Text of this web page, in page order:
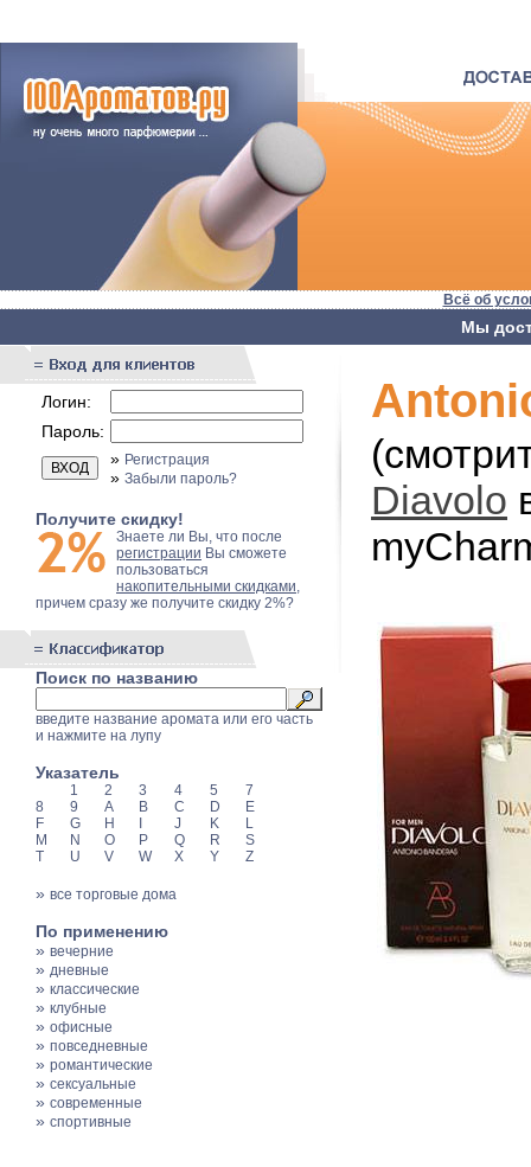
Всё об
Мы
Логин:
Пароль:
» Регистрация
» Забыли пароль?
Получите скидку!
Знаете ли Вы, что после
регистрации Вы сможете
пользоваться
накопительными скидками,
причем сразу же получите скидку 2%?
Поиск по названию
введите название аромата или его часть
и нажмите на лупу
Указатель
1 2 3 4 5
7
8
9 A B C D
E
F
G H J K
L
M
N O P Q R
S
T
U V W X Y Z
» все торговые дома
По применению
» вечерние
» дневные
» классические
» клубные
» офисные
» повседневные
» романтические
» сексуальные
» современные
» спортивные
Diavolo